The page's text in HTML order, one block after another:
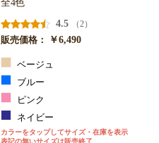
全4色
4.5
（2）
販売価格：
￥6,490
ベージュ
ブルー
ピンク
ネイビー
カラーをタップしてサイズ・在庫を表示
表記の無いサイズは販売終了